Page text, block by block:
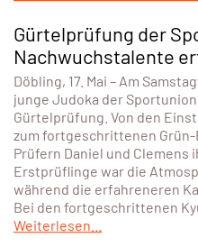
Gürtelprüfung der
Nachwuchstalente
Döbling, 17. Mai – Am
junge Judoka der
Gürtelprüfung. Von den
zum fortgeschrittenen
Prüfern Daniel und Clemens
Erstprüflinge war die
während die erfahreneren
Bei den fortgeschrittenen
Weiterlesen...